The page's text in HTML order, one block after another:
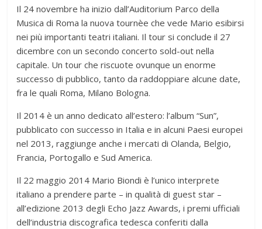
Il 24 novembre ha inizio dall’Auditorium Parco della
Musica di Roma la nuova tournèe che vede Mario esibirsi
nei più importanti teatri italiani. Il tour si conclude il 27
dicembre con un secondo concerto sold-out nella
capitale. Un tour che riscuote ovunque un enorme
successo di pubblico, tanto da raddoppiare alcune date,
fra le quali Roma, Milano Bologna.
Il 2014 è un anno dedicato all’estero: l’album “Sun”,
pubblicato con successo in Italia e in alcuni Paesi europei
nel 2013, raggiunge anche i mercati di Olanda, Belgio,
Francia, Portogallo e Sud America.
Il 22 maggio 2014 Mario Biondi è l’unico interprete
italiano a prendere parte – in qualità di guest star –
all’edizione 2013 degli Echo Jazz Awards, i premi ufficiali
dell’industria discografica tedesca conferiti dalla